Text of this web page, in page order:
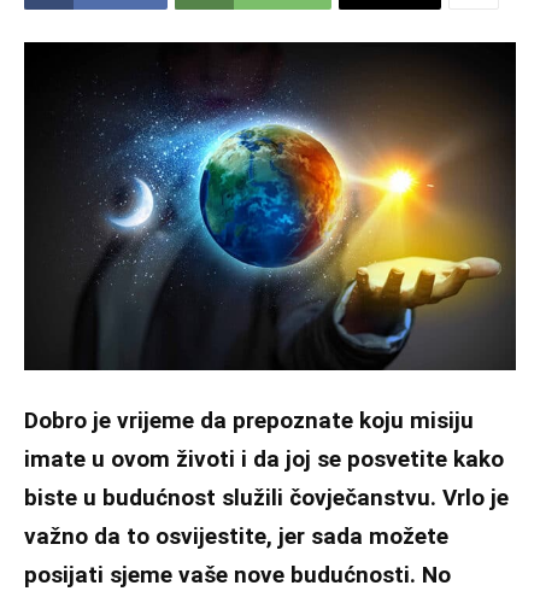
Dobro je vrijeme da prepoznate koju misiju
imate u ovom životi i da joj se posvetite kako
biste u budućnost služili čovječanstvu. Vrlo je
važno da to osvijestite, jer sada možete
posijati sjeme vaše nove budućnosti. No